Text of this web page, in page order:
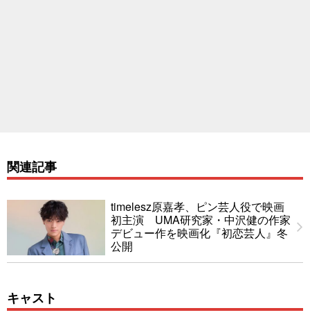
関連記事
timelesz原嘉孝、ピン芸人役で映画
初主演 UMA研究家・中沢健の作家
デビュー作を映画化『初恋芸人』冬
公開
キャスト